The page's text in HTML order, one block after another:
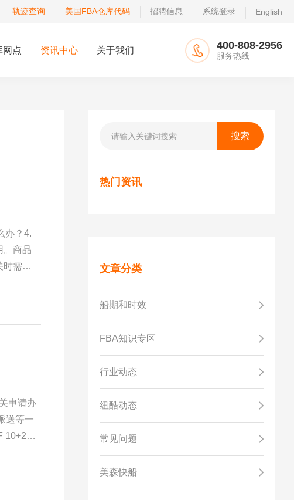
轨迹查询 美国FBA仓库代码 招聘信息 系统登录 English
网点 资讯中心 关于我们 400-808-2956
服务热线
办？4.
。商品
时需要
申请办
送等一
10+2、
热门资讯
文章分类
船期和时效
FBA知识专区
行业动态
纽酷动态
常见问题
美森快船